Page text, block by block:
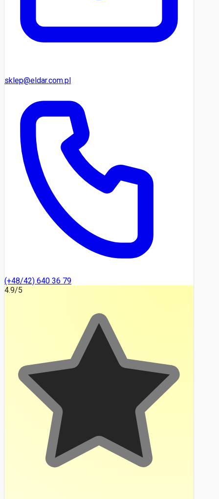
sklep@eldar.com.pl
(+48/42) 640 36 79
4.9/5